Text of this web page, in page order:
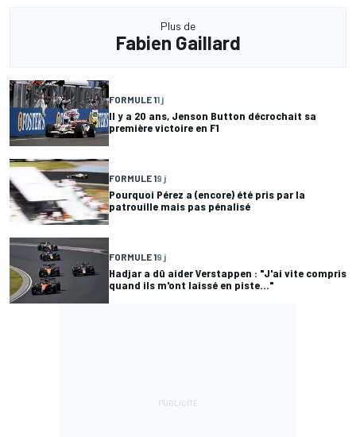
Plus de
Fabien Gaillard
FORMULE 11 j
Il y a 20 ans, Jenson Button décrochait sa
première victoire en F1
FORMULE 19 j
Pourquoi Pérez a (encore) été pris par la
patrouille mais pas pénalisé
FORMULE 19 j
Hadjar a dû aider Verstappen : "J'ai vite compris
quand ils m'ont laissé en piste..."